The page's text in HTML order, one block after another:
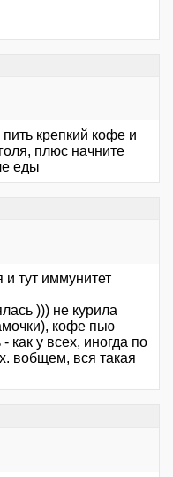
крепкий кофе и
плюс начните
еды
и тут иммунитет
))) не курила
кофе пью
как у всех, иногда по
вобщем, вся такая